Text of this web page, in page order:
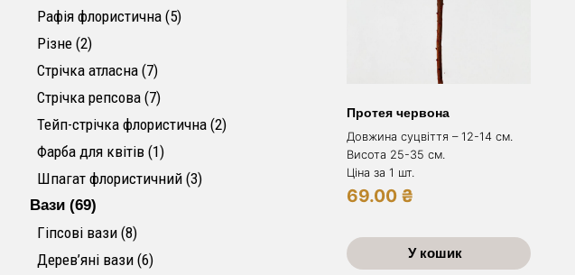
Протея червона
Довжина суцвіття – 12-14 см.
Висота 25-35 см.
Ціна за 1 шт.
69.00 ₴
У кошик
Рафія флористична 55 товарів
Різне 22 товари
Стрічка атласна 77 товарів
Стрічка репсова 77 товарів
Тейп-стрічка флористична 22 товари
Фарба для квітів 11 товар
Шпагат флористичний 33 товари
Вази 6969 товарів
Гіпсові вази 88 товарів
Дерев’яні вази 66 товарів